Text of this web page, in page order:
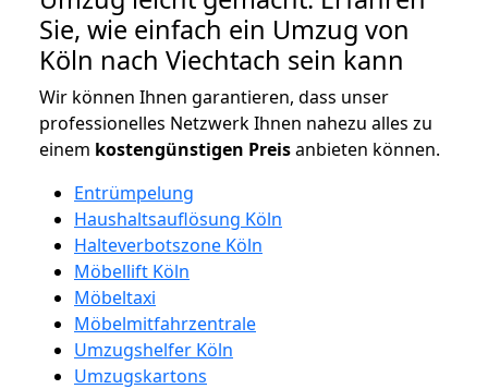
Sie, wie einfach ein Umzug von
Köln nach Viechtach sein kann
Wir können Ihnen garantieren, dass unser
professionelles Netzwerk Ihnen nahezu alles zu
einem kostengünstigen Preisanbieten können.
Entrümpelung
Haushaltsauflösung Köln
Halteverbotszone Köln
Möbellift Köln
Möbeltaxi
Möbelmitfahrzentrale
Umzugshelfer Köln
Umzugskartons